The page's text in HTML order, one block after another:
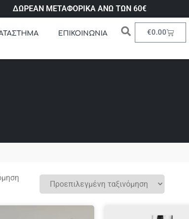
ΔΩΡΕΑΝ ΜΕΤΑΦΟΡΙΚΑ ΑΝΩ ΤΩΝ 60€
ΕΠΙΚΟΙΝΩΝΙΑ €0.00